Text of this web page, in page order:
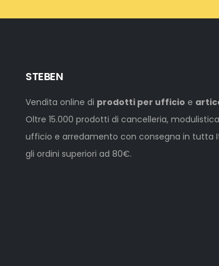
STEBEN
Vendita online di prodotti per ufficio e
Oltre 15.000 prodotti di cancelleria,
ufficio e arredamento con consegna in tutta
gli ordini superiori ad 80€.